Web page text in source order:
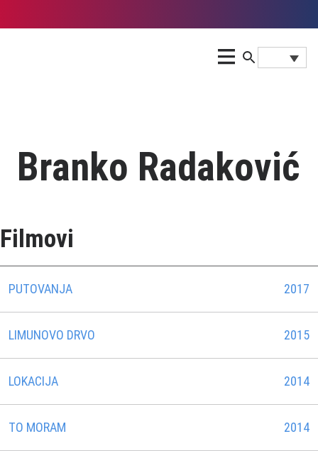
Branko Radaković
Filmovi
PUTOVANJA 2017
LIMUNOVO DRVO 2015
LOKACIJA 2014
TO MORAM 2014